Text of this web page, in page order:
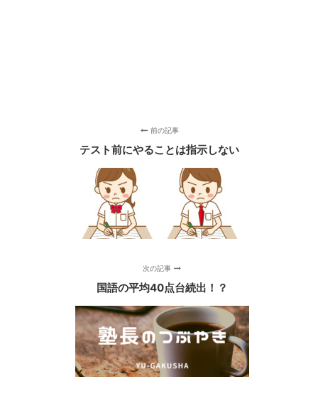
前の記事
テスト前にやることは指示しない
次の記事
国語の平均40点台続出！？